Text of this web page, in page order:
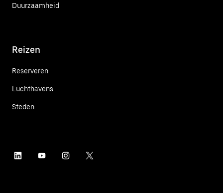
Duurzaamheid
Reizen
Reserveren
Luchthavens
Steden